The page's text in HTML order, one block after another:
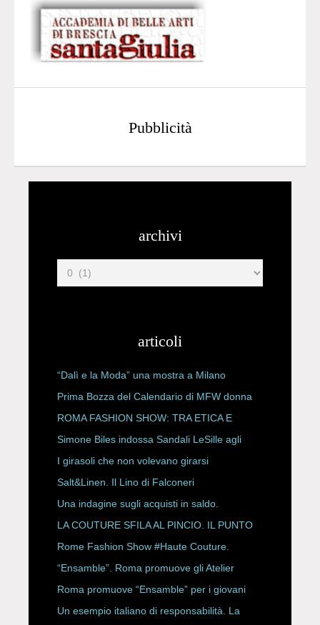
Pubblicità
archivi
articoli
“Dalì e la Moda” una mostra a Milano
Prima Bozza del Calendario di MFW donna
P/E 2027
ROMA FASHION SHOW: TRA ETICA E
HAUTE COUTURE
Simone Biles indossa Sandali LeSille agli
ESPY Awards 2026
I girasoli che non volevano girarsi
Salt&Linen. Il Lino di Falconeri
Una indagine sugli acquisti in saldo.
LA COUTURE SFILA AL PINCIO. IL PUNTO
CON ALESSANDRO ONORATO E
ROBERTA ANGELILLI
Rome Fashion Show #Haute Couture.
“Ensamble”. Roma promuove gli Atelier
Storici
Roma promuove “Ensamble” per i giovani
Un esempio italiano di responsabilità. La